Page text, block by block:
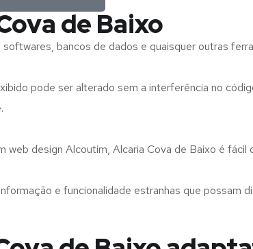
de Baixo
bancos de dados e quaisquer outras
pode ser alterado sem a interferência no
design Alcoutim, Alcaria Cova de Baixo é fácil
e funcionalidade estranhas que possam